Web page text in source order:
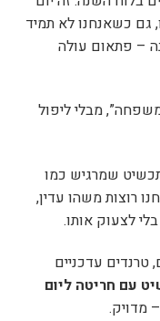
גם כשאנחנו לא תמיד
– פתאום עולה
מבלי ליפול
שמרגיש כמו
רוצות משהו עדין,
לצעוק אותו.
טרנדים עדכניים
עם חריטה ליום
מדויק.